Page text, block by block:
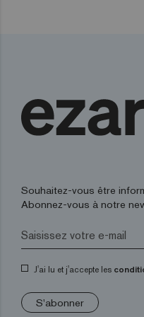
Souhaitez-vous être
Abonnez-vous à notre
J'ai lu et j'accepte les
S'abonner